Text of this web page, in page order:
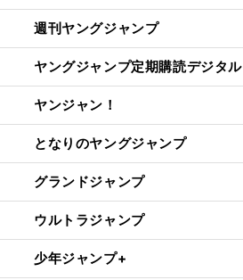
週刊ヤングジャンプ
ヤングジャンプ定期購読デジタル
ヤンジャン！
となりのヤングジャンプ
グランドジャンプ
ウルトラジャンプ
少年ジャンプ+